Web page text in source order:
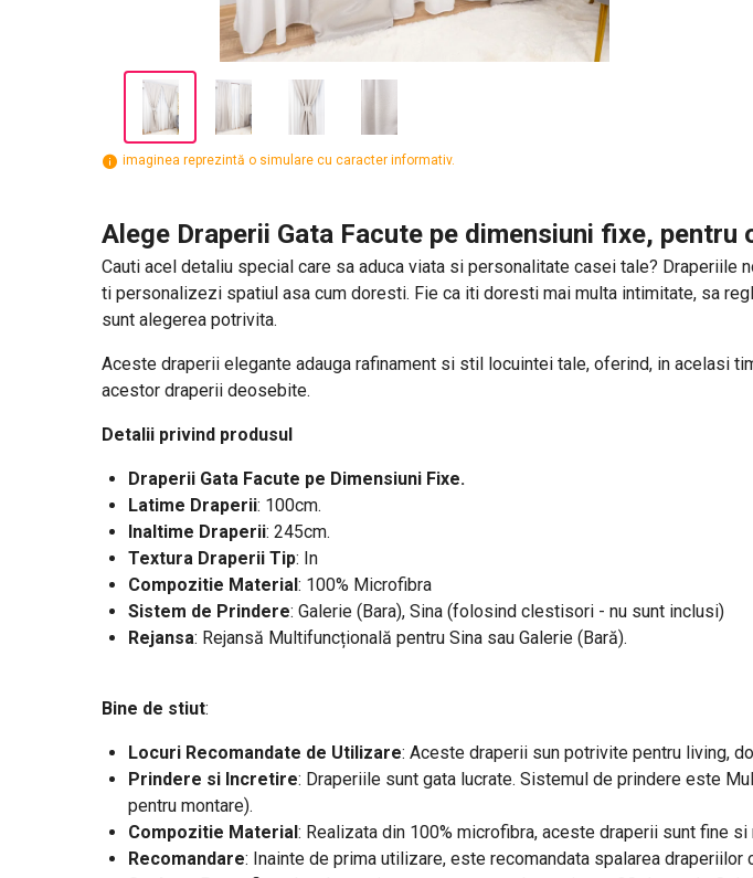
imaginea reprezintă o simulare cu caracter informativ.
Alege Draperii Gata Facute pe dimensiuni fixe,
Cauti acel detaliu special care sa aduca viata si personalitate casei tale?
ti personalizezi spatiul asa cum doresti. Fie ca iti doresti mai multa intimitate, sa
sunt alegerea potrivita.
Aceste draperii elegante adauga rafinament si stil locuintei tale, oferind, in acelasi
acestor draperii deosebite.
Detalii privind produsul
Draperii Gata Facute pe Dimensiuni Fixe.
Latime Draperii: 100cm.
Inaltime Draperii: 245cm.
Textura Draperii Tip: In
Compozitie Material: 100% Microfibra
Sistem de Prindere: Galerie (Bara), Sina (folosind clestisori - nu sunt inclusi)
Rejansa: Rejansă Multifuncțională pentru Sina sau Galerie (Bară).
Bine de stiut:
Locuri Recomandate de Utilizare: Aceste draperii sun potrivite pentru living,
Prindere si Incretire: Draperiile sunt gata lucrate. Sistemul de prindere este
pentru montare).
Compozitie Material: Realizata din 100% microfibra, aceste draperii sunt fine
Recomandare: Inainte de prima utilizare, este recomandata spalarea